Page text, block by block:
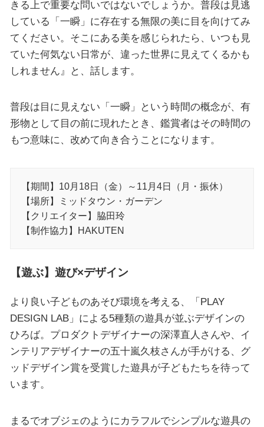
きる上で重要な問いではないでしょうか。普段は見逃
している「一瞬」に存在する無限の美に目を向けてみ
てください。そこにある美を感じられたら、いつも見
ていた何気ない日常が、違った世界に見えてくるかも
しれません』と、話します。
普段は目に見えない「一瞬」という時間の概念が、有
形物として目の前に現れたとき、鑑賞者はその時間の
もつ意味に、改めて向き合うことになります。
【期間】10月18日（金）～11月4日（月・振休）
【場所】ミッドタウン・ガーデン
【クリエイター】脇田玲
【制作協力】HAKUTEN
【遊ぶ】遊び×デザイン
より良い子どものあそび環境を考える、「PLAY
DESIGN LAB」による5種類の遊具が並ぶデザインの
ひろば。プロダクトデザイナーの深澤直人さんや、イ
ンテリアデザイナーの五十嵐久枝さんが手がける、グ
ッドデザイン賞を受賞した遊具が子どもたちを待って
います。
まるでオブジェのようにカラフルでシンプルな遊具の